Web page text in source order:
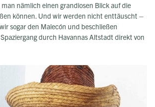
nämlich einen grandiosen Blick auf die
können. Und wir werden nicht enttäuscht –
sogar den Malecón und beschließen
durch Havannas Altstadt direkt von